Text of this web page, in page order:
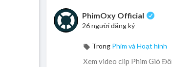
PhimOxy Official
26 người đăng ký
Trong Phim và Hoạt hình
Xem video clip Phim Gió